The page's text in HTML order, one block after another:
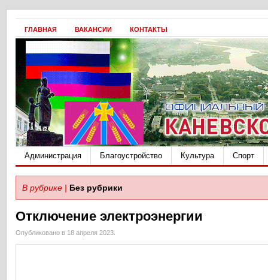
ГЛАВНАЯ ВАКАНСИИ КОНТАКТЫ
Администрация Благоустройство Культура Спорт
В рубрике | Без рубрики
Отключение электроэнергии
Опубликовано в 18 апреля 2023.